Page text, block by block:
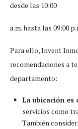
desde las 10:00
a.m. hasta las 09:00
Para ello, Invent
recomendaciones a
departamento:
La ubicación es
servicios como
También